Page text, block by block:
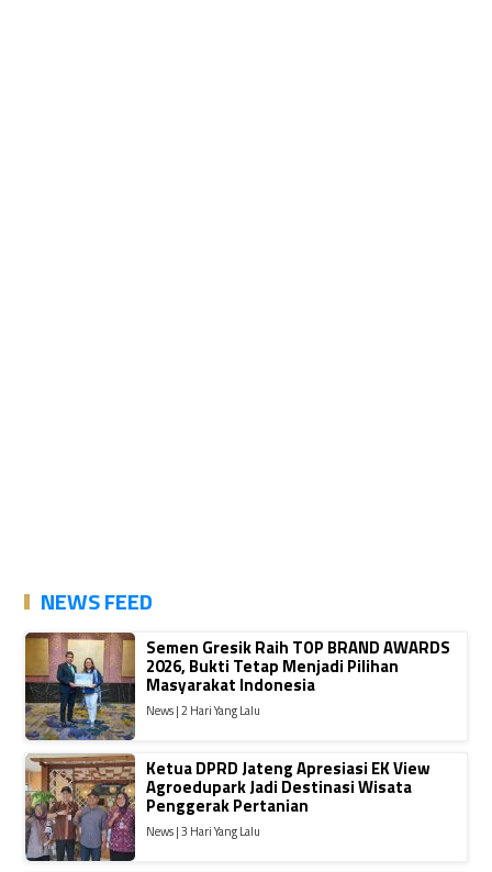
NEWS FEED
Semen Gresik Raih TOP BRAND AWARDS
2026, Bukti Tetap Menjadi Pilihan
Masyarakat Indonesia
News | 2 Hari Yang Lalu
Ketua DPRD Jateng Apresiasi EK View
Agroedupark Jadi Destinasi Wisata
Penggerak Pertanian
News | 3 Hari Yang Lalu